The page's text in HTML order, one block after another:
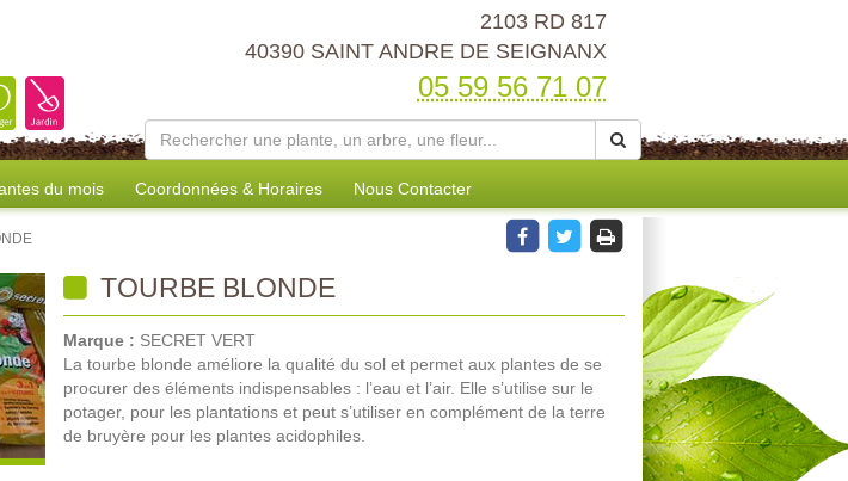
2103 RD 817
40390 SAINT ANDRE DE SEIGNANX
05 59 56 71 07
du mois Coordonnées & Horaires Nous Contacter
TOURBE BLONDE
Marque : SECRET VERT
La tourbe blonde améliore la qualité du sol et permet aux plantes de se
procurer des éléments indispensables : l’eau et l’air. Elle s’utilise sur le
potager, pour les plantations et peut s’utiliser en complément de la terre
de bruyère pour les plantes acidophiles.